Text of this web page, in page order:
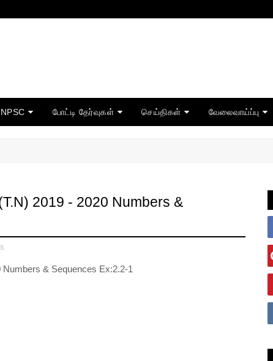
போட்டி தேர்வுகள் செய்திகள் வேலைவாய்ப்பு
2019 - 2020 Numbers &
& Sequences Ex:2.2-1